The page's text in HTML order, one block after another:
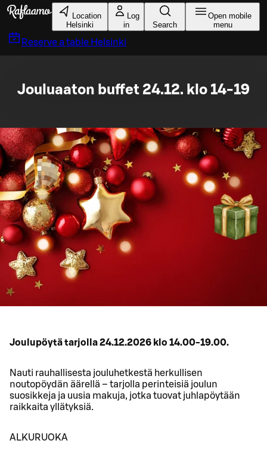
Skip to main content
Location
Helsinki
Log
in
Search
Open mobile
menu
Reserve a table Helsinki
Jouluaaton buffet 24.12. klo 14-19
Joulupöytä tarjolla 24.12.2026 klo 14.00-19.00.
Nauti rauhallisesta jouluhetkestä herkullisen
noutopöydän äärellä – tarjolla perinteisiä joulun
suosikkeja ja uusia makuja, jotka tuovat juhlapöytään
raikkaita yllätyksiä.
ALKURUOKA